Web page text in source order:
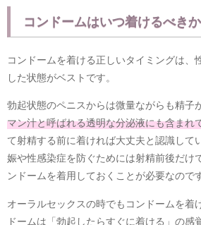
コンドームはいつ着けるべきか
コンドームを着ける正しいタイミングは、
した状態がベストです。
勃起状態のペニスからは微量ながらも精子
マン汁と呼ばれる透明な分泌液にも含まれ
て射精する前に着ければ大丈夫と認識して
娠や性感染症を防ぐためには射精前後だけ
ンドームを着用しておくことが必要なのです
オーラルセックスの時でもコンドームを着
ドームは「勃起したらすぐに着ける」の感